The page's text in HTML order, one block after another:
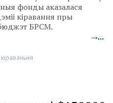
фонды аказалася
кіравання пры
бюджэт БРСМ.
→…